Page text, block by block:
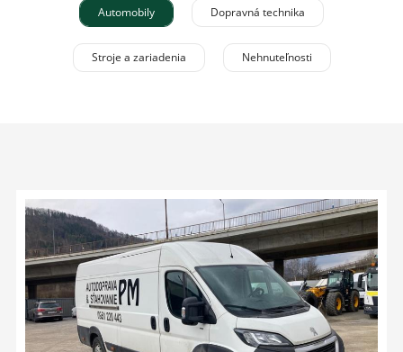
Automobily Dopravná technika
Stroje a zariadenia Nehnuteľnosti